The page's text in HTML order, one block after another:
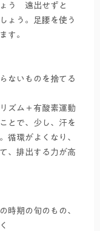
う　遠出せずと
ょう。足腰を使う
ます。
ないものを捨てる
ズム＋有酸素運動
とで、少し、汗を
循環がよくなり、
、排出する力が高
時期の旬のもの、